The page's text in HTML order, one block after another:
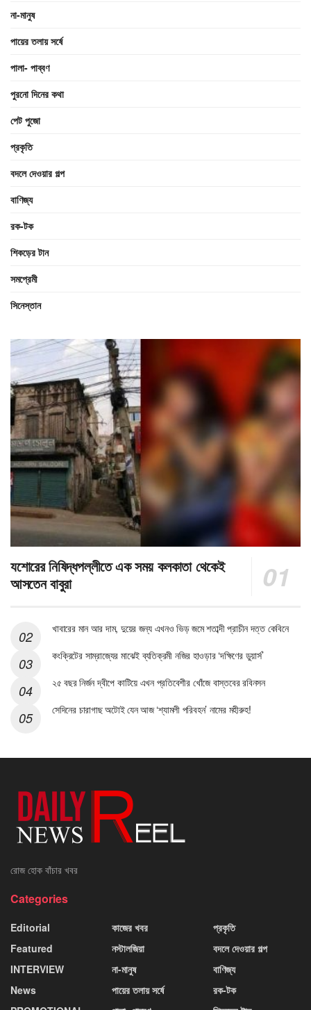
না-মানুষ
পায়ের তলায় সর্ষে
পালা- পাব্বণ
পুরনো দিনের কথা
পেট পুজো
প্রকৃতি
বদলে দেওয়ার গল্প
বাণিজ্য
রক-টক
শিকড়ের টান
সমপ্রেমী
সিনেস্তান
যশোরের নিষিদ্ধপল্লীতে এক সময় কলকাতা থেকেই
আসতেন বাবুরা
খাবারের মান আর দাম, দুয়ের জন্য এখনও ভিড় জমে শতাব্দী প্রাচীন দত্ত কেবিনে
কংক্রিটের সাম্রাজ্যের মাঝেই ব্যতিক্রমী নজির হাওড়ার ‘দক্ষিণের ডুয়ার্স’
২৫ বছর নির্জন দ্বীপে কাটিয়ে এখন প্রতিবেশীর খোঁজে বাস্তবের রবিনসন
সেদিনের চারাগাছ অটোই যেন আজ ‘শ্যামলী পরিবহন’ নামের মহীরুহ!
রোজ হোক বাঁচার খবর
Categories
Editorial
Featured
INTERVIEW
News
কাজের খবর
নস্টালজিয়া
না-মানুষ
পায়ের তলায় সর্ষে
প্রকৃতি
বদলে দেওয়ার গল্প
বাণিজ্য
রক-টক